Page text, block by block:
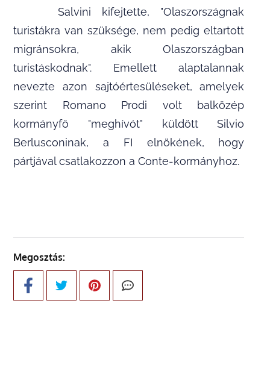
Salvini kifejtette, "Olaszországnak
turistákra van szüksége, nem pedig eltartott
migránsokra, akik Olaszországban
turistáskodnak". Emellett alaptalannak
nevezte azon sajtóértesüléseket, amelyek
szerint Romano Prodi volt balközép
kormányfő "meghívót" küldött Silvio
Berlusconinak, a FI elnökének, hogy
pártjával csatlakozzon a Conte-kormányhoz.
Megosztás: